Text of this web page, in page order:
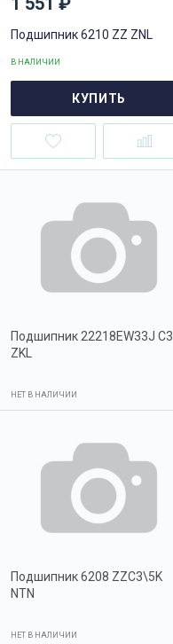
Подшипник 6210 ZZ ZNL
В НАЛИЧИИ
КУПИТЬ
Подшипник 22218EW33J C3
ZKL
НЕТ В НАЛИЧИИ
Подшипник 6208 ZZC3\5K
NTN
НЕТ В НАЛИЧИИ